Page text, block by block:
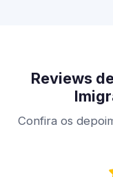
Reviews
Confira os